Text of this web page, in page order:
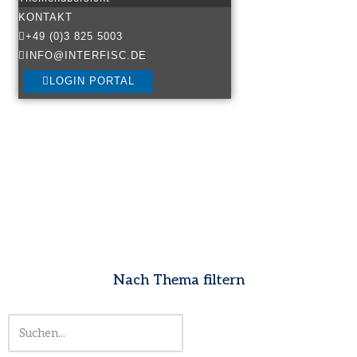
KONTAKT
+49 (0)3 825 5003
INFO@INTERFISC.DE
LOGIN PORTAL
Nach Thema filtern